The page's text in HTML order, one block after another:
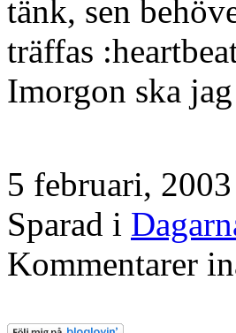
tänk, sen
träffas
Imorgon ska
5 februari,
Sparad i
Kommentarer